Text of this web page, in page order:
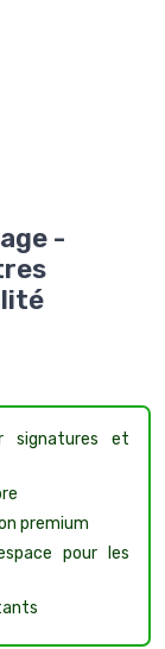
-
signatures et
premium
pour les